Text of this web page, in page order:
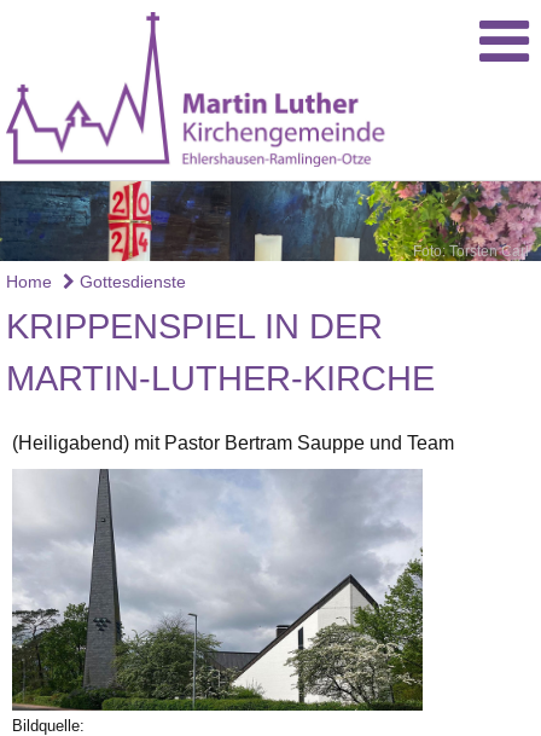
Foto: Torsten Carl
Home Gottesdienste
KRIPPENSPIEL IN DER
MARTIN-LUTHER-KIRCHE
(Heiligabend) mit Pastor Bertram Sauppe und Team
Bildquelle: